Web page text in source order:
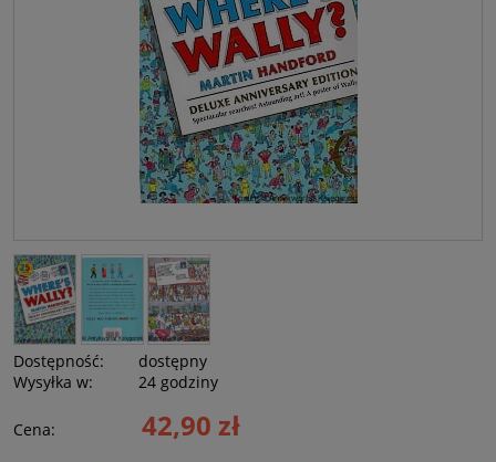
Dostępność:
dostępny
Wysyłka w:
24 godziny
Cena: 42,90 zł